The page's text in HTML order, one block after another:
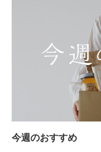
今週のおすすめ